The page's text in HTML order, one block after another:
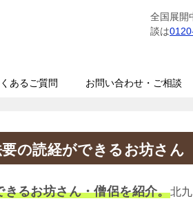
全国展開
談は
あるご質問 お問い合わせ・ご相談
の読経ができるお坊さん
るお坊さん・僧侶を紹介。北